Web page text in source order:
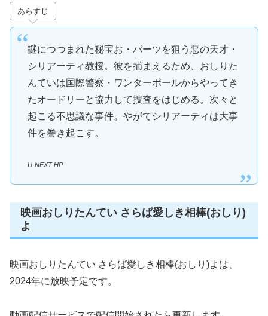
あらすじ
謎につつまれた秘宝お・パーツを狙う悪の天才・
シリアーティ教授。彼を捕まえるため、おしりた
んていは国際警察・ワンターポールからやってき
たオードリーと協力して捜査をはじめる。次々と
起こる不思議な事件。やがてシリアーティは大事
件を巻き起こす。
U-NEXT HP
映画おしりたんてい さらば愛しき相棒(おしり)
よ
映画おしりたんてい さらば愛しき相棒(おしり)よは、
2024年に放映予定です。